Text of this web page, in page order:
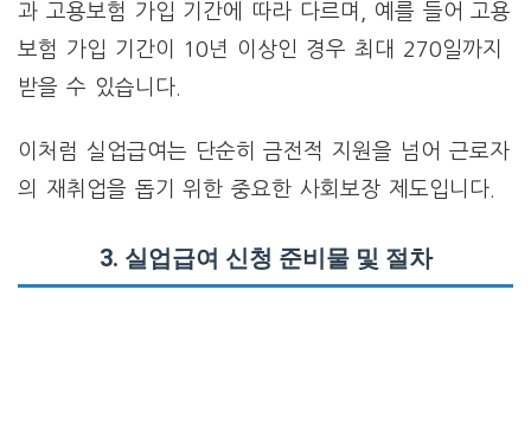
과 고용보험 가입 기간에 따라 다르며, 예를 들어 고용
보험 가입 기간이 10년 이상인 경우 최대 270일까지
받을 수 있습니다.
이처럼 실업급여는 단순히 금전적 지원을 넘어 근로자
의 재취업을 돕기 위한 중요한 사회보장 제도입니다.
3. 실업급여 신청 준비물 및 절차